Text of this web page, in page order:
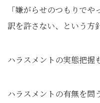
「嫌がらせのつもりで
訳を許さない、という方
ハラスメントの実態把握
ハラスメントの有無を問